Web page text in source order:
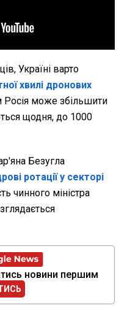
Україні варто
хвилі дронових
може збільшити
щодня, до 1000
Безугла
ротації у секторі
чинного міністра
новини першим